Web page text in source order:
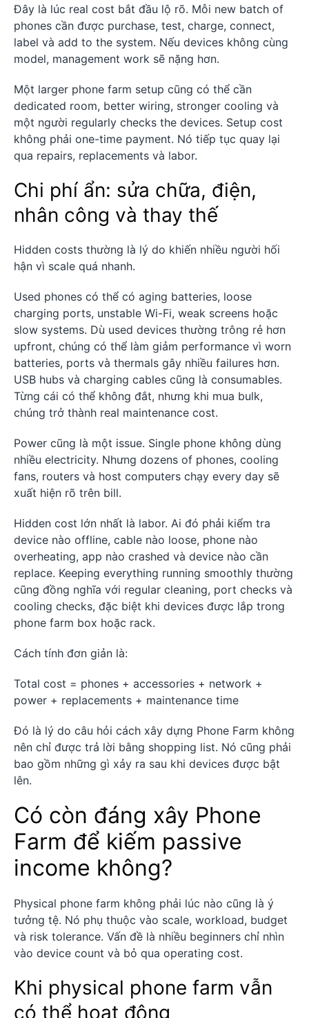
Đây là lúc real cost bắt đầu lộ rõ. Mỗi new batch of
phones cần được purchase, test, charge, connect,
label và add to the system. Nếu devices không cùng
model, management work sẽ nặng hơn.
Một larger phone farm setup cũng có thể cần
dedicated room, better wiring, stronger cooling và
một người regularly checks the devices. Setup cost
không phải one-time payment. Nó tiếp tục quay lại
qua repairs, replacements và labor.
Chi phí ẩn: sửa chữa, điện,
nhân công và thay thế
Hidden costs thường là lý do khiến nhiều người hối
hận vì scale quá nhanh.
Used phones có thể có aging batteries, loose
charging ports, unstable Wi-Fi, weak screens hoặc
slow systems. Dù used devices thường trông rẻ hơn
upfront, chúng có thể làm giảm performance vì worn
batteries, ports và thermals gây nhiều failures hơn.
USB hubs và charging cables cũng là consumables.
Từng cái có thể không đắt, nhưng khi mua bulk,
chúng trở thành real maintenance cost.
Power cũng là một issue. Single phone không dùng
nhiều electricity. Nhưng dozens of phones, cooling
fans, routers và host computers chạy every day sẽ
xuất hiện rõ trên bill.
Hidden cost lớn nhất là labor. Ai đó phải kiểm tra
device nào offline, cable nào loose, phone nào
overheating, app nào crashed và device nào cần
replace. Keeping everything running smoothly thường
cũng đồng nghĩa với regular cleaning, port checks và
cooling checks, đặc biệt khi devices được lắp trong
phone farm box hoặc rack.
Cách tính đơn giản là:
Total cost = phones + accessories + network +
power + replacements + maintenance time
Đó là lý do câu hỏi cách xây dựng Phone Farm không
nên chỉ được trả lời bằng shopping list. Nó cũng phải
bao gồm những gì xảy ra sau khi devices được bật
lên.
Có còn đáng xây Phone
Farm để kiếm passive
income không?
Physical phone farm không phải lúc nào cũng là ý
tưởng tệ. Nó phụ thuộc vào scale, workload, budget
và risk tolerance. Vấn đề là nhiều beginners chỉ nhìn
vào device count và bỏ qua operating cost.
Khi physical phone farm vẫn
có thể hoạt động